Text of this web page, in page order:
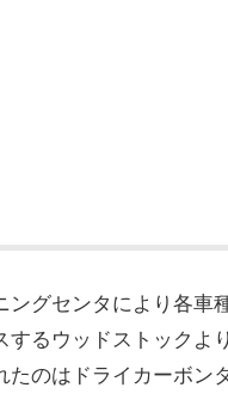
ングセンタにより各車
するウッドストックよ
たのはドライカーボン